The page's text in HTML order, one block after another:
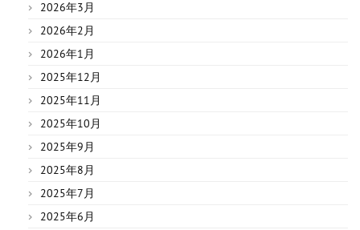
2026年3月
2026年2月
2026年1月
2025年12月
2025年11月
2025年10月
2025年9月
2025年8月
2025年7月
2025年6月